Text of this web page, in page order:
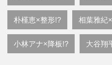
朴槿恵×整形!? 相葉雅紀
小林アナ×降板!? 大谷翔